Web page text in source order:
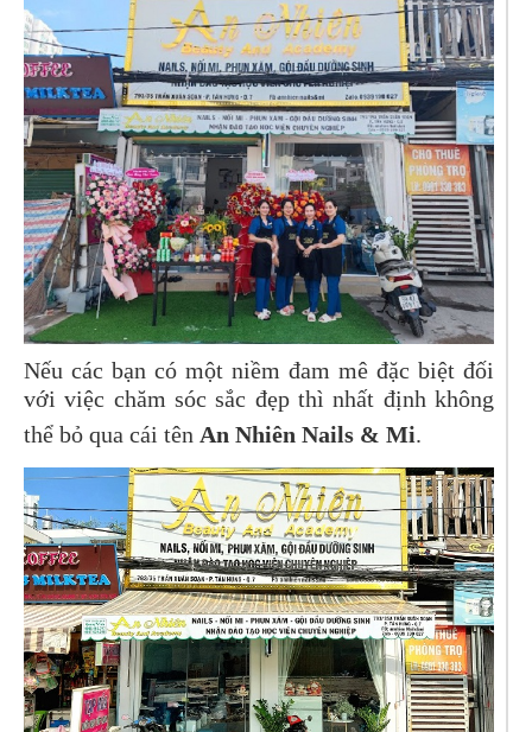
Nếu các bạn có một niềm đam mê đặc biệt đối
với việc chăm sóc sắc đẹp thì nhất định không
thể bỏ qua cái tên An Nhiên Nails & Mi.